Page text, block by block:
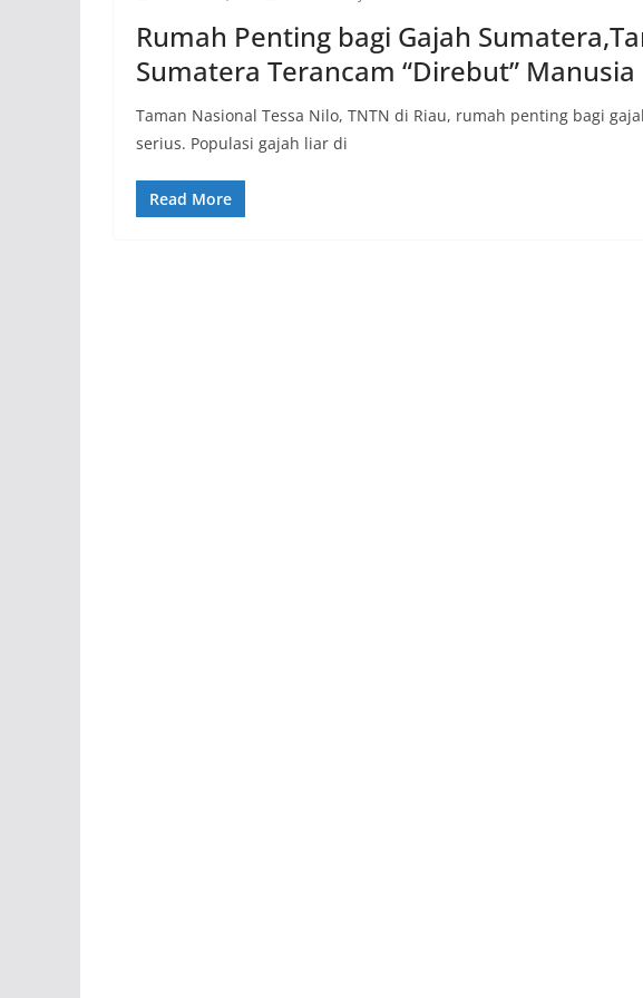
Rumah Penting bagi Gajah
Sumatera Terancam “Direbut” Manusia
Taman Nasional Tessa Nilo, TNTN di Riau, rumah penting bagi
serius. Populasi gajah liar di
Read More